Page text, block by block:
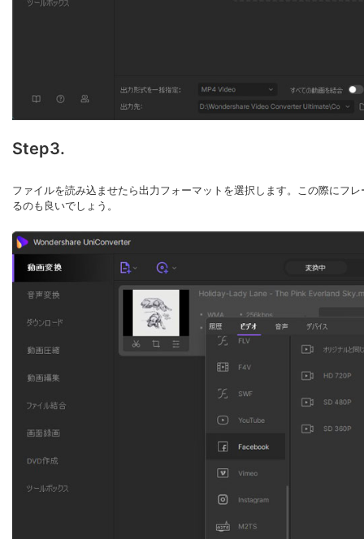
Step3.
ファイルを読み込ませたら出力フォーマットを選択します。この際にフ
るのも良いでしょう。